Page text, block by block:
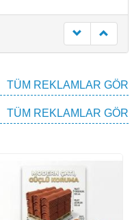
TÜM REKLAMLAR GÖR
TÜM REKLAMLAR GÖR